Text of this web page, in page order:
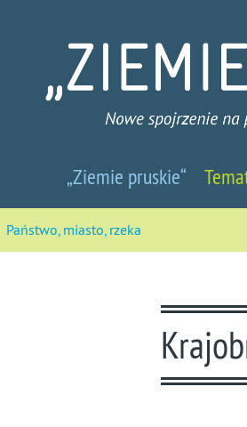
pruskie
-
spojrzenie
„Ziemie pruskie“
Państwo, miasto, rzeka